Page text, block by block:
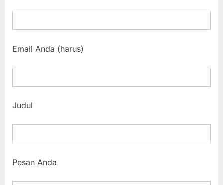
Email Anda (harus)
Judul
Pesan Anda